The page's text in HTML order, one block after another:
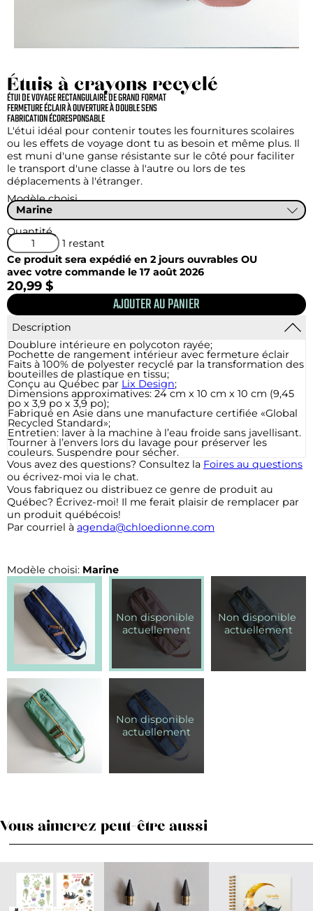
Étuis à crayons recyclé
ÉTUI DE VOYAGE RECTANGULAIRE DE GRAND FORMAT
FERMETURE ÉCLAIR À OUVERTURE À DOUBLE SENS
FABRICATION ÉCORESPONSABLE
L'étui idéal pour contenir toutes les fournitures scolaires
ou les effets de voyage dont tu as besoin et même plus. Il
est muni d'une ganse résistante sur le côté pour faciliter
le transport d'une classe à l'autre ou lors de tes
déplacements à l'étranger.
Modèle choisi
Quantité
1 restant
Ce produit sera expédié en 2 jours ouvrables OU
avec votre commande le 17 août 2026
20,99 $
Description
Doublure intérieure en polycoton rayée;
Pochette de rangement intérieur avec fermeture éclair
Faits à 100% de polyester recyclé par la transformation des
bouteilles de plastique en tissu;
Conçu au Québec par Lix Design;
Dimensions approximatives: 24 cm x 10 cm x 10 cm (9,45
po x 3,9 po x 3,9 po);
Fabriqué en Asie dans une manufacture certifiée «Global
Recycled Standard»;
Entretien: laver à la machine à l’eau froide sans javellisant.
Tourner à l’envers lors du lavage pour préserver les
couleurs. Suspendre pour sécher.
Vous avez des questions? Consultez la Foires au questions
ou écrivez-moi via le chat.
Vous fabriquez ou distribuez ce genre de produit au
Québec? Écrivez-moi! Il me ferait plaisir de remplacer par
un produit québécois!
Par courriel à agenda@chloedionne.com
Modèle choisi: Marine
Vous aimerez peut-être aussi